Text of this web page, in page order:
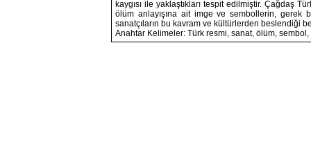
kaygısı ile yaklaştıkları tespit edilmiştir. Çağdaş
ölüm anlayışına ait imge ve sembollerin, gerek
sanatçıların bu kavram ve kültürlerden beslendiği
Anahtar Kelimeler: Türk resmi, sanat, ölüm,